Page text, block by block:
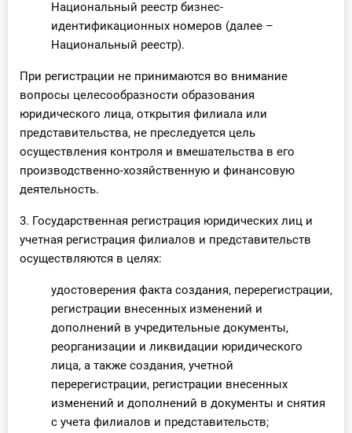
Национальный реестр бизнес-
идентификационных номеров (далее –
Национальный реестр).
При регистрации не принимаются во внимание
вопросы целесообразности образования
юридического лица, открытия филиала или
представительства, не преследуется цель
осуществления контроля и вмешательства в его
производственно-хозяйственную и финансовую
деятельность.
3. Государственная регистрация юридических лиц и
учетная регистрация филиалов и представительств
осуществляются в целях:
удостоверения факта создания, перерегистрации,
регистрации внесенных изменений и
дополнений в учредительные документы,
реорганизации и ликвидации юридического
лица, а также создания, учетной
перерегистрации, регистрации внесенных
изменений и дополнений в документы и снятия
с учета филиалов и представительств;